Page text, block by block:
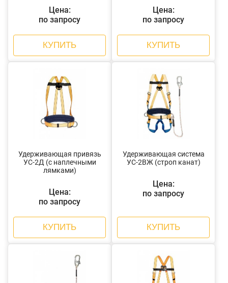
Цена:
по запросу
КУПИТЬ
Цена:
по запросу
КУПИТЬ
Удерживающая привязь
УС-2Д (с наплечными
лямками)
Цена:
по запросу
КУПИТЬ
Удерживающая система
УС-2ВЖ (строп канат)
Цена:
по запросу
КУПИТЬ